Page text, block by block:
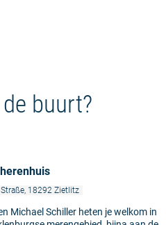
buurt?
18292 Zietlitz
Michael Schiller heten je welkom in